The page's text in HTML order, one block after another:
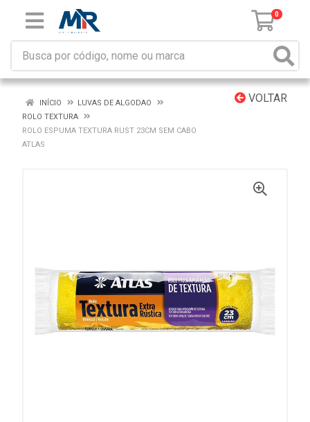
0
VOLTAR
INÍCIO
LUVAS DE ALGODAO
ROLO TEXTURA
ROLO ESPUMA TEXTURA RUST 23CM SEM CABO
ATLAS